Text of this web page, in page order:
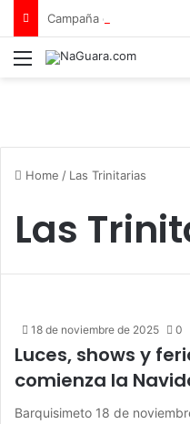
Campaña de seguridad
Menu
Home / Las Trinitarias
Las
18 de noviembre de 2025 0
Luces, shows y
comienza la
Barquisimeto 18 de